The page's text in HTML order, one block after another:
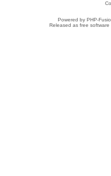
Powered by PHP-
Released as free